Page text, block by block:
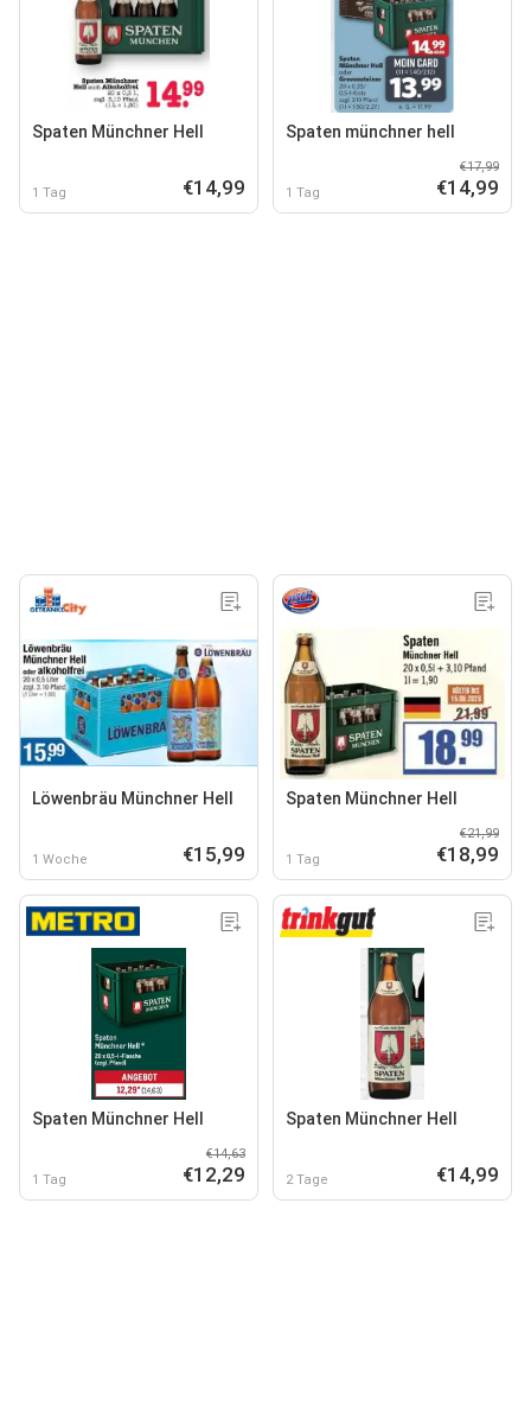
Spaten Münchner Hell
1 Tag €14,99
Spaten münchner hell
1 Tag
€17,99
€14,99
Löwenbräu Münchner Hell
1 Woche €15,99
Spaten Münchner Hell
1 Tag
€21,99
€18,99
Spaten Münchner Hell
1 Tag
€14,63
€12,29
Spaten Münchner Hell
2 Tage €14,99